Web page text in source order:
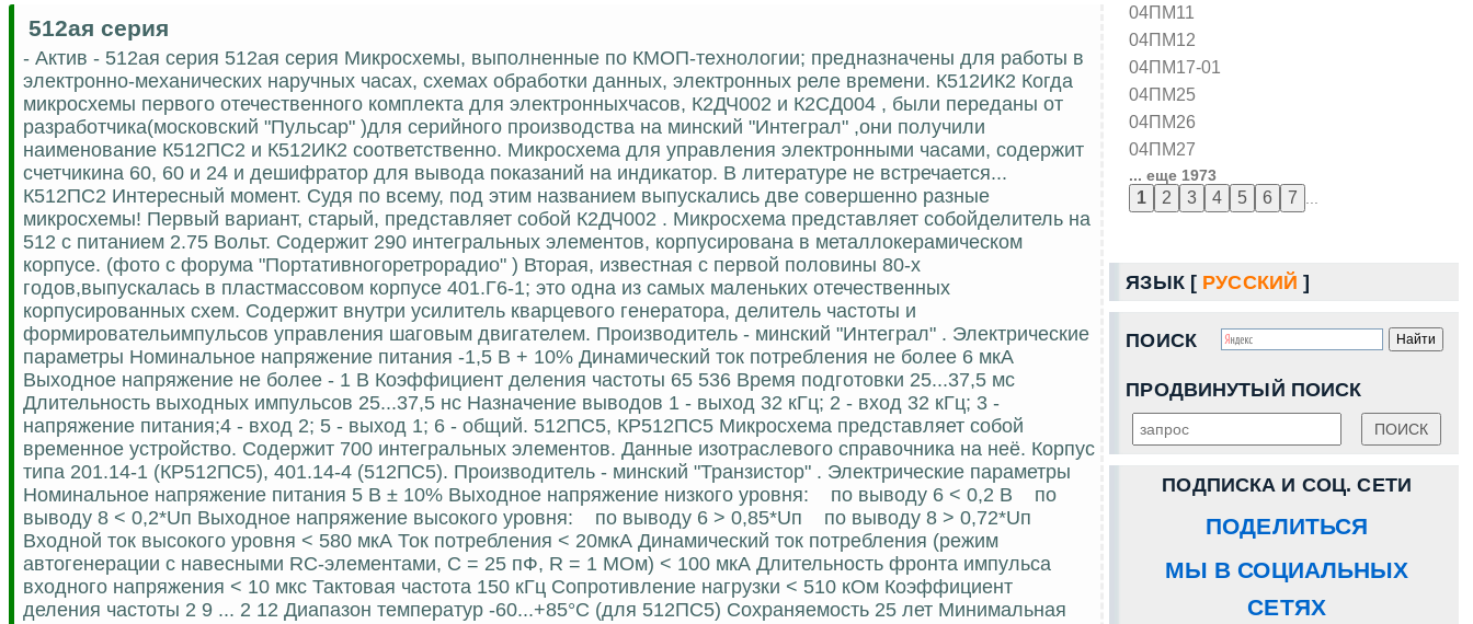
04ПМ11
04ПМ12
04ПМ17-01
04ПМ25
04ПМ26
04ПМ27
... еще 1973
ЯЗЫК [ РУССКИЙ ]
ПОИСК
ПРОДВИНУТЫЙ ПОИСК
ПОДПИСКА И СОЦ. СЕТИ
ПОДЕЛИТЬСЯ
МЫ В СОЦИАЛЬНЫХ
СЕТЯХ
512ая серия
- Актив - 512ая серия 512ая серия Микросхемы, выполненные по КМОП-технологии; предназначены для работы в
электронно-механических наручных часах, схемах обработки данных, электронных реле времени. К512ИК2 Когда
микросхемы первого отечественного комплекта для электронныхчасов, К2ДЧ002 и К2СД004 , были переданы от
разработчика(московский "Пульсар" )для серийного производства на минский "Интеграл" ,они получили
наименование К512ПС2 и К512ИК2 соответственно. Микросхема для управления электронными часами, содержит
счетчикина 60, 60 и 24 и дешифратор для вывода показаний на индикатор. В литературе не встречается...
К512ПС2 Интересный момент. Судя по всему, под этим названием выпускались две совершенно разные
микросхемы! Первый вариант, старый, представляет собой К2ДЧ002 . Микросхема представляет собойделитель на
512 с питанием 2.75 Вольт. Содержит 290 интегральных элементов, корпусирована в металлокерамическом
корпусе. (фото с форума "Портативногоретрорадио" ) Вторая, известная с первой половины 80-х
годов,выпускалась в пластмассовом корпусе 401.Г6-1; это одна из самых маленьких отечественных
корпусированных схем. Содержит внутри усилитель кварцевого генератора, делитель частоты и
формировательимпульсов управления шаговым двигателем. Производитель - минский "Интеграл" . Электрические
параметры Номинальное напряжение питания -1,5 В + 10% Динамический ток потребления не более 6 мкА
Выходное напряжение не более - 1 В Коэффициент деления частоты 65 536 Время подготовки 25...37,5 мс
Длительность выходных импульсов 25...37,5 нс Назначение выводов 1 - выход 32 кГц; 2 - вход 32 кГц; 3 -
напряжение питания;4 - вход 2; 5 - выход 1; 6 - общий. 512ПС5, КР512ПС5 Микросхема представляет собой
временное устройство. Содержит 700 интегральных элементов. Данные изотраслевого справочника на неё. Корпус
типа 201.14-1 (КР512ПС5), 401.14-4 (512ПС5). Производитель - минский "Транзистор" . Электрические параметры
Номинальное напряжение питания 5 В ± 10% Выходное напряжение низкого уровня: по выводу 6 < 0,2 В по
выводу 8 < 0,2*Uп Выходное напряжение высокого уровня: по выводу 6 > 0,85*Uп по выводу 8 > 0,72*Uп
Входной ток высокого уровня < 580 мкА Ток потребления < 20мкА Динамический ток потребления (режим
автогенерации с навесными RC-элементами, C = 25 пФ, R = 1 МОм) < 100 мкА Длительность фронта импульса
входного напряжения < 10 мкс Тактовая частота 150 кГц Сопротивление нагрузки < 510 кОм Коэффициент
деления частоты 2 9 ... 2 12 Диапазон температур -60...+85°С (для 512ПС5) Сохраняемость 25 лет Минимальная